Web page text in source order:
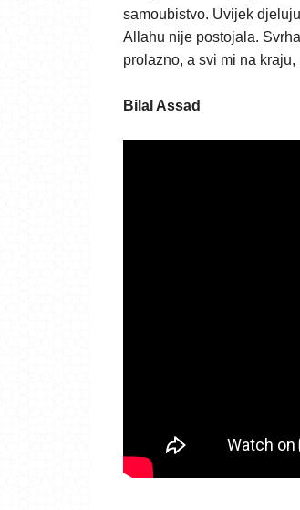
samoubistvo. Uvijek
Allahu nije postojala.
prolazno, a svi mi na
Bilal Assad